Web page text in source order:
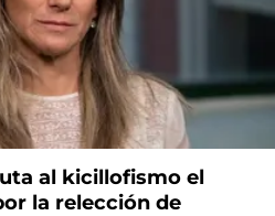
al kicillofismo el
la relección de